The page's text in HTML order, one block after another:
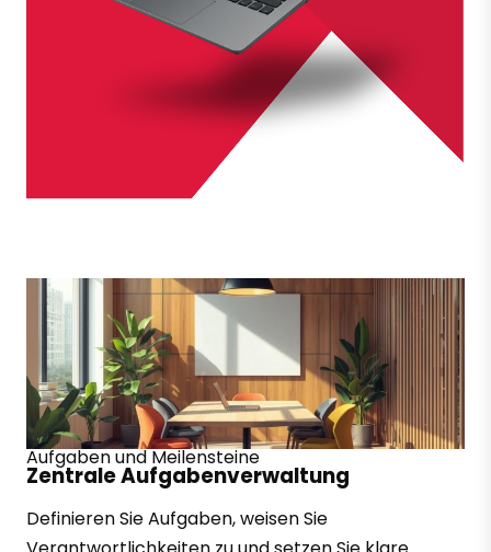
Aufgaben und Meilensteine
Zentrale Aufgabenverwaltung
Definieren Sie Aufgaben, weisen Sie